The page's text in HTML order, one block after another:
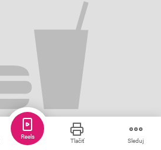
Tlačiť Sleduj
Reels